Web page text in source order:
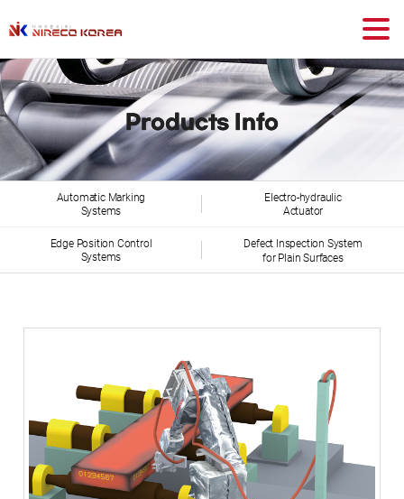
Products Info
Automatic Marking
Systems
Electro-hydraulic
Actuator
Edge Position Control
Systems
Defect Inspection System
for Plain Surfaces